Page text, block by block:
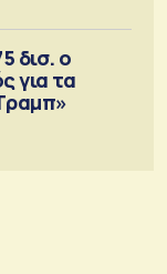
δισ. ο
για τα